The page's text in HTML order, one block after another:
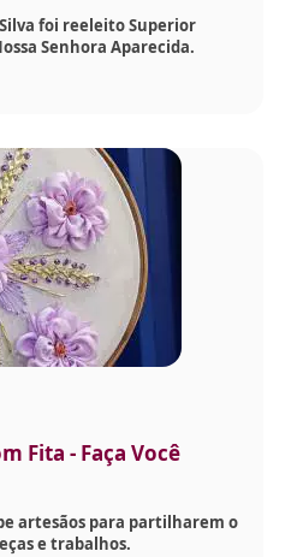
foi reeleito Superior
Senhora Aparecida.
Fita - Faça Você
artesãos para partilharem o
e trabalhos.